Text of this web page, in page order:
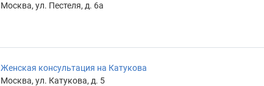
Москва, ул. Пестеля, д. 6а
Женская консультация на Катукова
Москва, ул. Катукова, д. 5